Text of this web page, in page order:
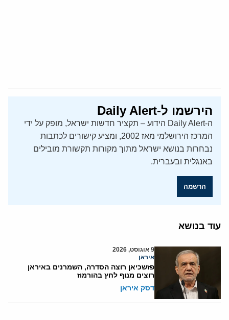
הירשמו ל-Daily Alert
ה-Daily Alert הידוע – תקציר חדשות ישראל, מופק על ידי
המרכז הירושלמי מאז 2002, ומציע קישורים לכתבות
נבחרות בנושא ישראל מתוך מקורות תקשורת מובילים
באנגלית ובעברית.
הרשמה
עוד בנושא
9 אוגוסט, 2026
איראן
פזשכיאן רוצה הסדרה, השמרנים באיראן
רוצים מנוף לחץ בהורמוז
דסק איראן